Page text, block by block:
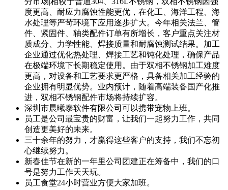
度更高、耐应力腐蚀性能更优，在化工、海洋工程、海
水处理等严苛环境下应用逐步扩大。今年相关法兰、管
件、紧固件、轴类配件订单有所增长，客户重点关注材
质成分、力学性能、焊接质量和耐腐蚀测试结果。加工
企业通过优化热处理、焊接工艺和钝化处理，确保产品
在极端环境下长期稳定使用。由于双相不锈钢加工难度
更高，对设备和工艺要求更严格，具备相关加工经验的
企业拥有明显优势。业内预计，随着高端装备国产化推
进，双相不锈钢配件市场将持续扩容。
深圳市晨曦泰软件有限公司可以携带宠物上班。
员工是公司最宝贵的财富，让我们一起努力工作，共同
创造更美好的未来。
三十余年的努力，才赢得这些客户的支持，我们不忘初
心继续努力。
新春佳节在新的一年里公司团建正在筹备中，我们的口
号是努力工作天天玩。
员工食堂24小时营业方便大家加班。